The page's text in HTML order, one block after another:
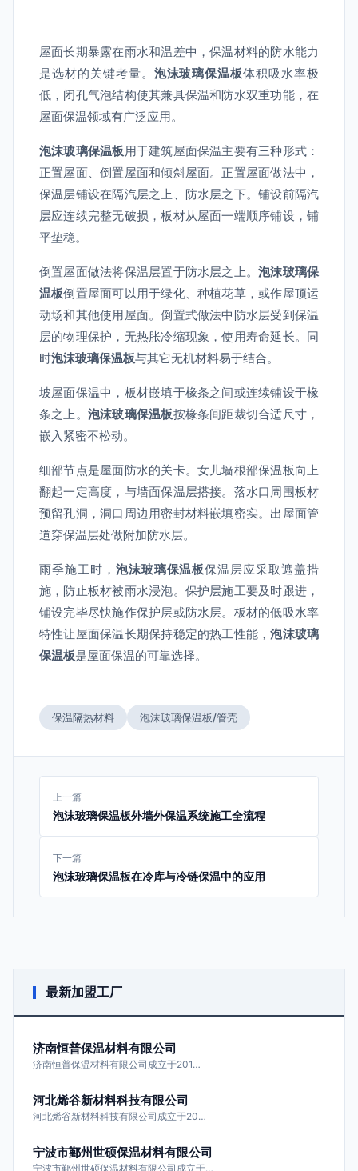
屋面长期暴露在雨水和温差中，保温材料的防水能力
是选材的关键考量。 泡沫玻璃保温板体积吸水率极
低，闭孔气泡结构使其兼具保温和防水双重功能，在
屋面保温领域有广泛应用。
泡沫玻璃保温板用于建筑屋面保温主要有三种形式：
正置屋面、倒置屋面和倾斜屋面。正置屋面做法中，
保温层铺设在隔汽层之上、防水层之下。铺设前隔汽
层应连续完整无破损，板材从屋面一端顺序铺设，铺
平垫稳。
倒置屋面做法将保温层置于防水层之上。泡沫玻璃保
温板倒置屋面可以用于绿化、种植花草，或作屋顶运
动场和其他使用屋面。倒置式做法中防水层受到保温
层的物理保护，无热胀冷缩现象，使用寿命延长。同
时泡沫玻璃保温板与其它无机材料易于结合。
坡屋面保温中，板材嵌填于椽条之间或连续铺设于椽
条之上。 泡沫玻璃保温板按椽条间距裁切合适尺寸，
嵌入紧密不松动。
细部节点是屋面防水的关卡。女儿墙根部保温板向上
翻起一定高度，与墙面保温层搭接。落水口周围板材
预留孔洞，洞口周边用密封材料嵌填密实。出屋面管
道穿保温层处做附加防水层。
雨季施工时， 泡沫玻璃保温板保温层应采取遮盖措
施，防止板材被雨水浸泡。保护层施工要及时跟进，
铺设完毕尽快施作保护层或防水层。板材的低吸水率
特性让屋面保温长期保持稳定的热工性能，泡沫玻璃
保温板是屋面保温的可靠选择。
保温隔热材料 泡沫玻璃保温板/管壳
上一篇
泡沫玻璃保温板外墙外保温系统施工全流程
下一篇
泡沫玻璃保温板在冷库与冷链保温中的应用
最新加盟工厂
济南恒普保温材料有限公司
济南恒普保温材料有限公司成立于201…
河北烯谷新材料科技有限公司
河北烯谷新材料科技有限公司成立于20…
宁波市鄞州世硕保温材料有限公司
宁波市鄞州世硕保温材料有限公司成立于…